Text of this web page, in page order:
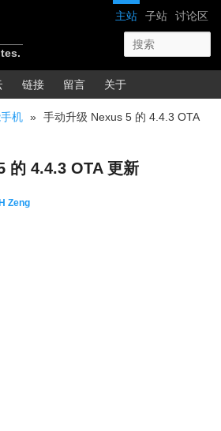
网站导航
主站 子站 讨论区
链接 留言 关于
机 » 手动升级 Nexus 5 的 4.4.3 OTA
的 4.4.3 OTA 更新
H Zeng